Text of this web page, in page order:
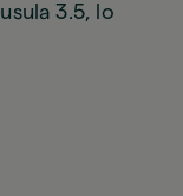
3.5, lo